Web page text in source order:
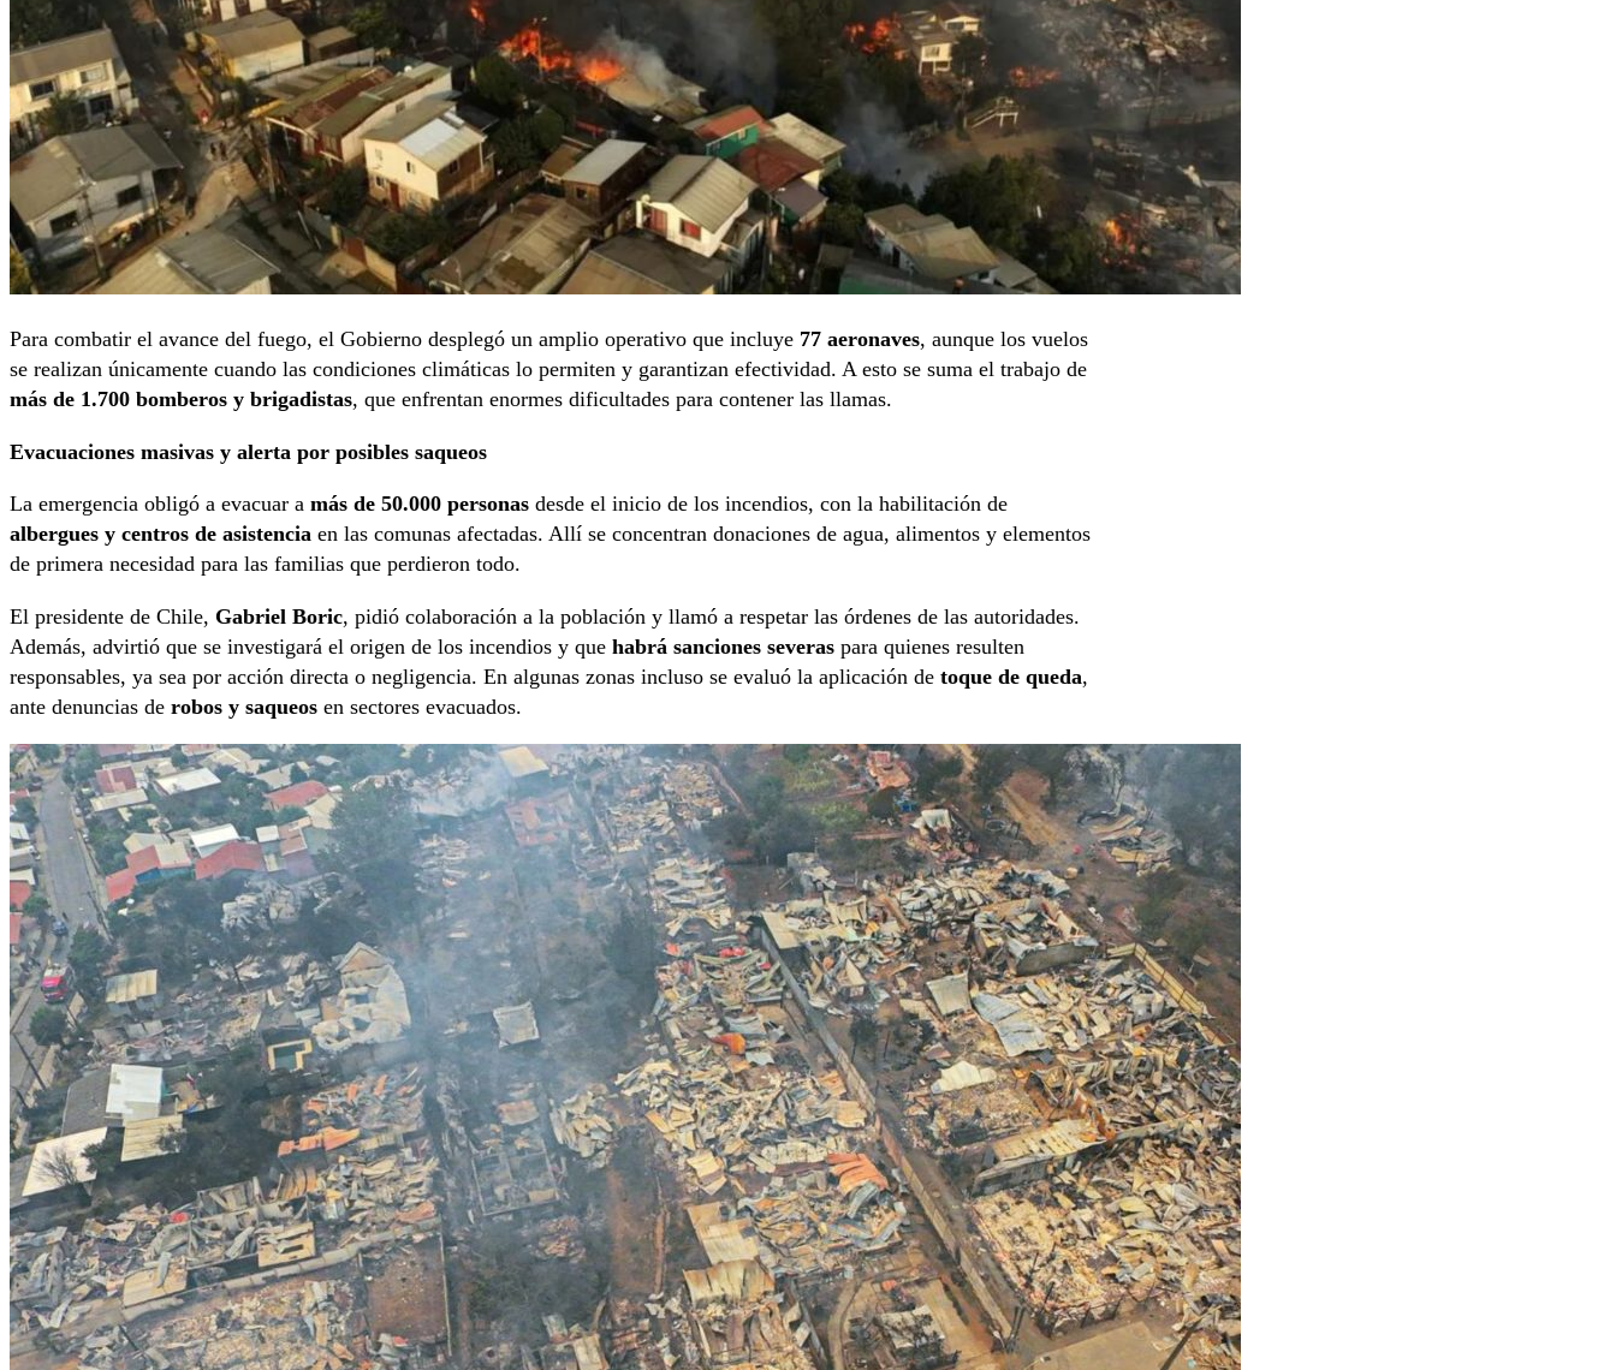
Para combatir el avance del fuego, el Gobierno desplegó un amplio operativo que incluye 77 aeronaves, aunque los vuelos
se realizan únicamente cuando las condiciones climáticas lo permiten y garantizan efectividad. A esto se suma el trabajo de
más de 1.700 bomberos y brigadistas, que enfrentan enormes dificultades para contener las llamas.
Evacuaciones masivas y alerta por posibles saqueos
La emergencia obligó a evacuar a más de 50.000 personas desde el inicio de los incendios, con la habilitación de
albergues y centros de asistencia en las comunas afectadas. Allí se concentran donaciones de agua, alimentos y elementos
de primera necesidad para las familias que perdieron todo.
El presidente de Chile, Gabriel Boric, pidió colaboración a la población y llamó a respetar las órdenes de las autoridades.
Además, advirtió que se investigará el origen de los incendios y que habrá sanciones severas para quienes resulten
responsables, ya sea por acción directa o negligencia. En algunas zonas incluso se evaluó la aplicación de toque de queda,
ante denuncias de robos y saqueos en sectores evacuados.